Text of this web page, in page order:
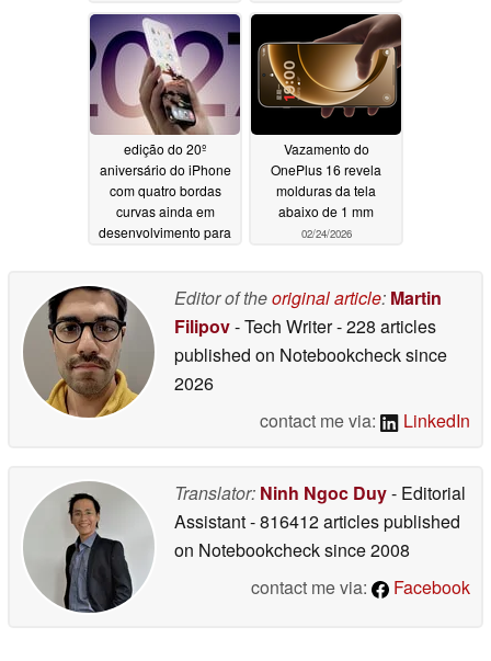
04/17/2026
edição do 20º
aniversário do iPhone
com quatro bordas
curvas ainda em
desenvolvimento para
Vazamento do
OnePlus 16 revela
molduras da tela
abaixo de 1 mm
02/24/2026
Editor of theoriginal article: Martin
Filipov- Tech Writer- 228 articles
published on Notebookchecksince
2026
contact me via:
LinkedIn
Translator: Ninh Ngoc Duy- Editorial
Assistant- 816412 articles published
on Notebookchecksince 2008
contact me via:
Facebook